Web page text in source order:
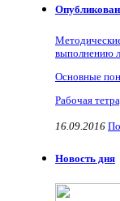
выполнению
Основные
Рабочая
16.09.2016
Новость дня